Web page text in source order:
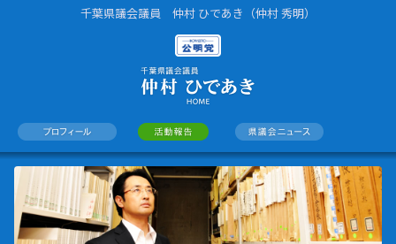
千葉県議会議員 仲村 ひであき（仲村 秀明）